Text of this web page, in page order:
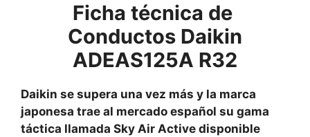
Ficha técnica de
Conductos Daikin
ADEAS125A R32
Daikin se supera una vez más y la marca
japonesa trae al mercado español su gama
táctica llamada Sky Air Active disponible